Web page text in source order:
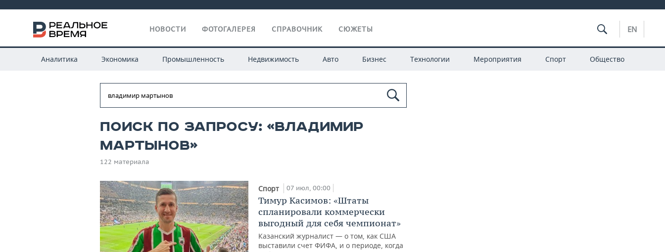
НОВОСТИ ФОТОГАЛЕРЕЯ СПРАВОЧНИК СЮЖЕТЫ EN
Аналитика Экономика Промышленность Недвижимость Авто Бизнес Технологии Мероприятия Спорт Общество
Поиск по запросу: «владимир
мартынов»
122 материала
Спорт 07 июл, 00:00
Тимур Касимов: «Штаты
спланировали коммерчески
выгодный для себя чемпионат»
Казанский журналист — о том, как США
выставили счет ФИФА, и о периоде, когда